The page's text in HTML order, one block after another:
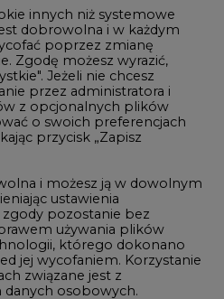
innych niż systemowe
dobrowolna i w każdym
poprzez zmianę
Zgodę możesz wyrazić,
Jeżeli nie chcesz
przez administratora i
z opcjonalnych plików
o swoich preferencjach
przycisk „Zapisz
i możesz ją w dowolnym
ustawienia
pozostanie bez
używania plików
którego dokonano
jej wycofaniem. Korzystanie
związane jest z
osobowych.